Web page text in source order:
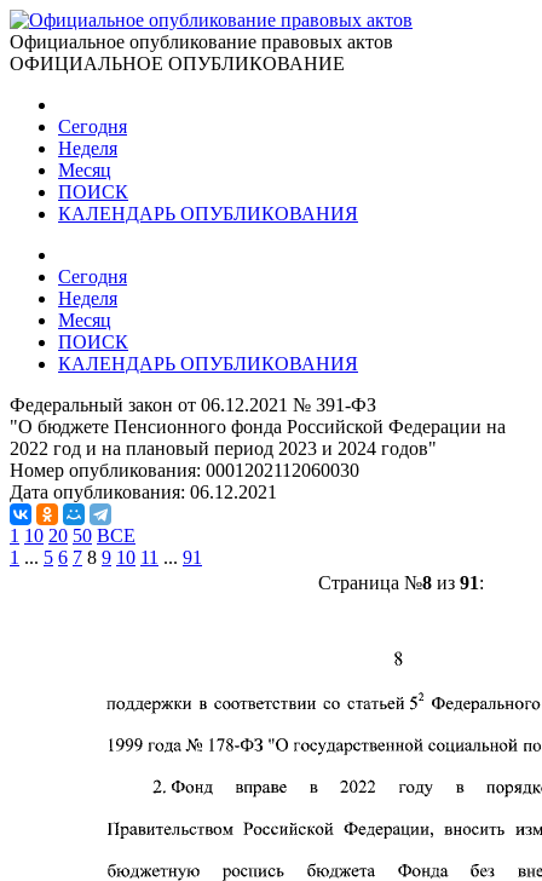
Официальное опубликование правовых актов
ОФИЦИАЛЬНОЕ ОПУБЛИКОВАНИЕ
Сегодня
Неделя
Месяц
ПОИСК
КАЛЕНДАРЬ ОПУБЛИКОВАНИЯ
Сегодня
Неделя
Месяц
ПОИСК
КАЛЕНДАРЬ ОПУБЛИКОВАНИЯ
Федеральный закон от 06.12.2021 № 391-ФЗ
"О бюджете Пенсионного фонда Российской Федерации на
2022 год и на плановый период 2023 и 2024 годов"
Номер опубликования: 0001202112060030
Дата опубликования: 06.12.2021
1 10 20 50 ВСЕ
1 ... 5 6 7 8 9 10 11 ... 91
Страница №8из 91: